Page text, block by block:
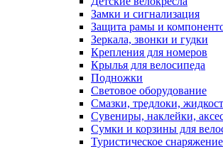
Замки и сигнализация
Защита рамы и
Зеркала, звонки и гудки
Крепления для номеров
Крылья для велосипеда
Подножки
Световое оборудование
Смазки, тредлоки,
Сувениры, наклейки,
Сумки и корзины для
Туристическое снаряжение